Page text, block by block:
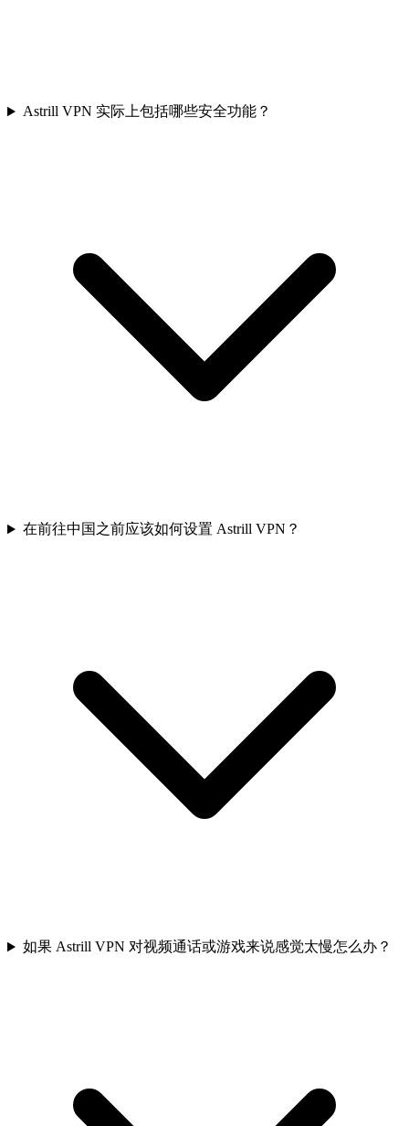
Astrill VPN 实际上包括哪些安全功能？
在前往中国之前应该如何设置 Astrill VPN？
如果 Astrill VPN 对视频通话或游戏来说感觉太慢怎么办？